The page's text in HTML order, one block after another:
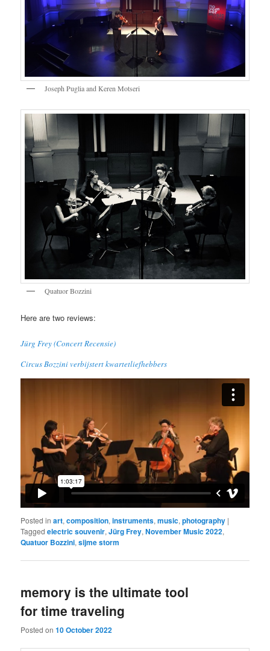
Joseph Puglia and Keren Motseri
Quatuor Bozzini
Here are two reviews:
Jürg Frey (Concert Recensie)
Circus Bozzini verbijstert kwartetliefhebbers
Posted in art,composition,instruments,music,photography |
Tagged electric souvenir,Jürg Frey,November Music 2022,
Quatuor Bozzini,sijme storm
memory is the ultimate tool
for time traveling
Posted on10 October 2022